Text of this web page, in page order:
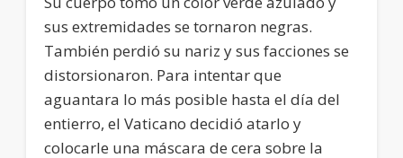
sus extremidades se tornaron negras.
También perdió su nariz y sus facciones se
distorsionaron. Para intentar que
aguantara lo más posible hasta el día del
entierro, el Vaticano decidió atarlo y
colocarle una máscara de cera sobre la